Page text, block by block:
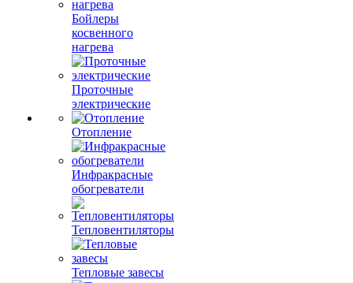
Бойлеры
косвенного
нагрева
Проточные
электрические
Отопление
Инфракрасные
обогреватели
Тепловентиляторы
Тепловые завесы